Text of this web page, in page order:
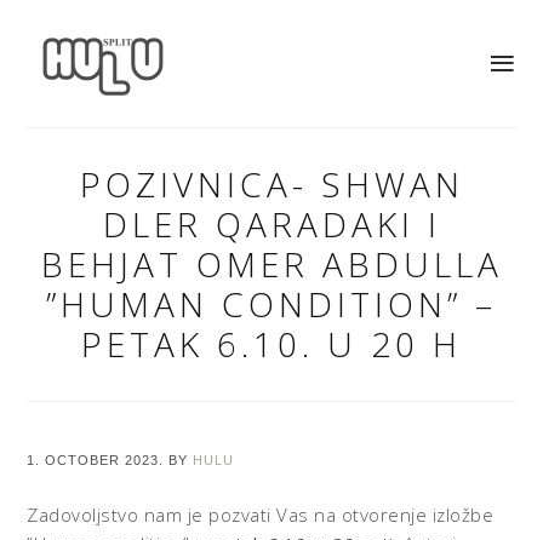
POZIVNICA- SHWAN
DLER QARADAKI I
BEHJAT OMER ABDULLA
”HUMAN CONDITION” –
PETAK 6.10. U 20 H
1. OCTOBER 2023. BY HULU
Zadovoljstvo nam je pozvati Vas na otvorenje izložbe